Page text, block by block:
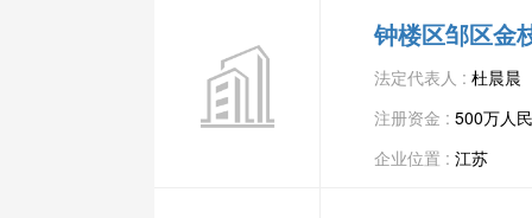
钟楼区邹区金
法定代表人 : 杜晨晨
注册资金 : 500万人
企业位置 : 江苏